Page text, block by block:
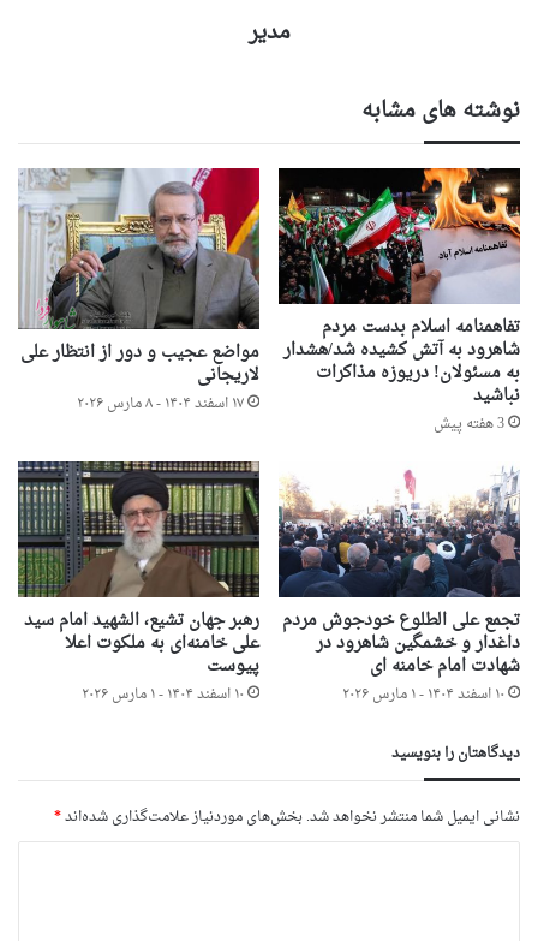
مدیر
نوشته های مشابه
تفاهمنامه اسلام بدست مردم
شاهرود به آتش کشیده شد/هشدار
به مسئولان! دریوزه مذاکرات
نباشید
3 هفته پیش
مواضع عجیب و دور از انتظار علی
لاریجانی
۱۷ اسفند ۱۴۰۴ - ۸ مارس ۲۰۲۶
تجمع علی الطلوع خودجوش مردم
داغدار و خشمگین شاهرود در
شهادت امام خامنه ای
۱۰ اسفند ۱۴۰۴ - ۱ مارس ۲۰۲۶
رهبر جهان تشیع، الشهید امام سید
علی خامنه‌ای به ملکوت اعلا
پیوست
۱۰ اسفند ۱۴۰۴ - ۱ مارس ۲۰۲۶
دیدگاهتان را بنویسید
نشانی ایمیل شما منتشر نخواهد شد.بخش‌های موردنیاز علامت‌گذاری شده‌اند*